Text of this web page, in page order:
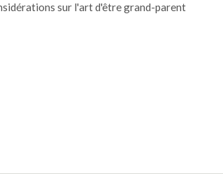
sur l'art d'être grand-parent